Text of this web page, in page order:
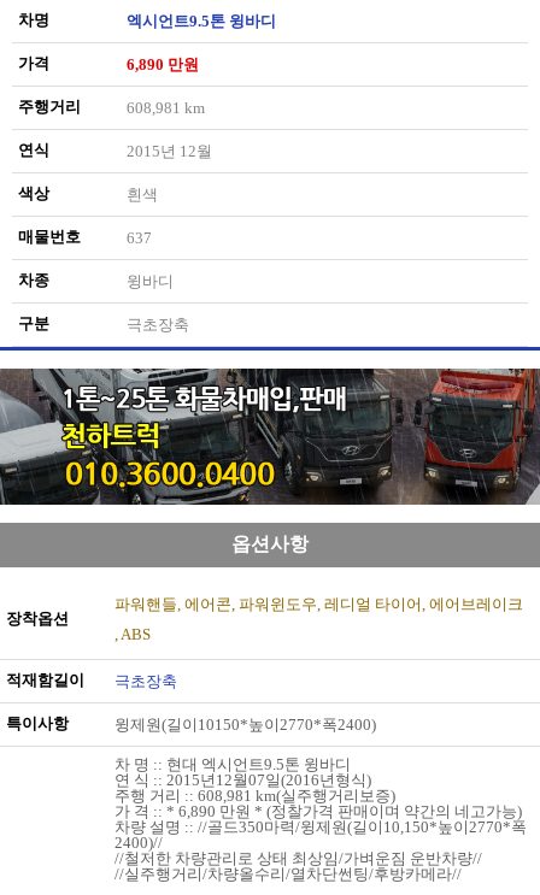
차명 엑시언트9.5톤 윙바디
가격 6,890 만원
주행거리 608,981 km
연식 2015년 12월
색상 흰색
매물번호 637
차종 윙바디
구분 극초장축
옵션사항
장착옵션
파워핸들 에어콘 파워윈도우 레디얼 타이어 에어브레이크
ABS
적재함길이 극초장축
특이사항 윙제원(길이10150*높이2770*폭2400)
차 명 :: 현대 엑시언트9.5톤 윙바디
연 식 :: 2015년12월07일(2016년형식)
주행 거리 :: 608,981 km(실주행거리보증)
가 격 :: * 6,890 만원 * (정찰가격 판매이며 약간의 네고가능)
차량 설명 :: //골드350마력/윙제원(길이10,150*높이2770*폭
2400)//
//철저한 차량관리로 상태 최상임/가벼운짐 운반차량//
//실주행거리/차량올수리/열차단썬팅/후방카메라//